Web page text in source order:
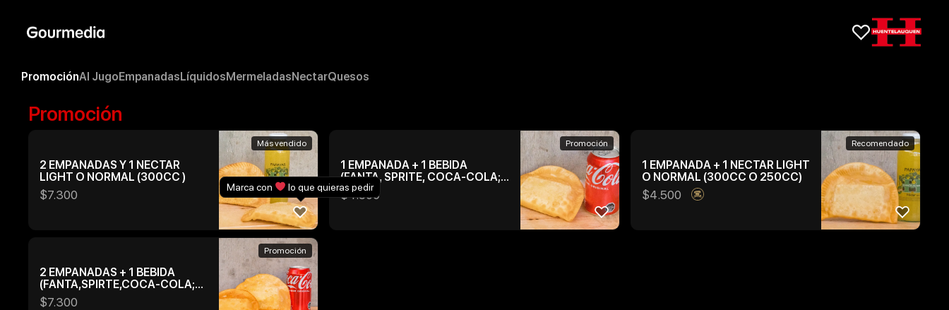
content
PromociónAl Jugo Empanadas Líquidos Mermeladas NectarQuesos
Promoción
2 EMPANADAS Y 1 NECTAR
LIGHT O NORMAL (300CC )
$7.300
Más vendido
1 EMPANADA + 1 BEBIDA
(FANTA, SPRITE, COCA-COLA;
NORMAL , ZERO O LIGHT)
$4.500
Promoción
1 EMPANADA + 1 NECTAR LIGHT
O NORMAL (300CC O 250CC)
$4.500
Recomendado
2 EMPANADAS + 1 BEBIDA
(FANTA,SPIRTE,COCA-COLA;
NORMAL , ZERO O LIGHT)
$7.300
Promoción
Marca con lo que quieras pedir